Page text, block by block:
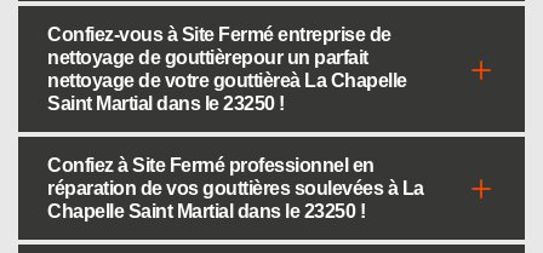
Confiez-vous à Site Fermé entreprise de
nettoyage de gouttièrepour un parfait
nettoyage de votre gouttièreà La Chapelle
Saint Martial dans le 23250 !
Confiez à Site Fermé professionnel en
réparation de vos gouttières soulevées à La
Chapelle Saint Martial dans le 23250 !